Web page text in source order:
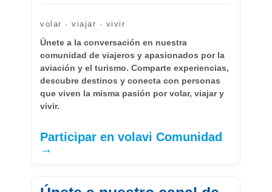
volar · viajar · vivir
Únete a la conversación en nuestra
comunidad de viajeros y apasionados por la
aviación y el turismo. Comparte experiencias,
descubre destinos y conecta con personas
que viven la misma pasión por volar, viajar y
vivir.
Participar en volavi Comunidad
→